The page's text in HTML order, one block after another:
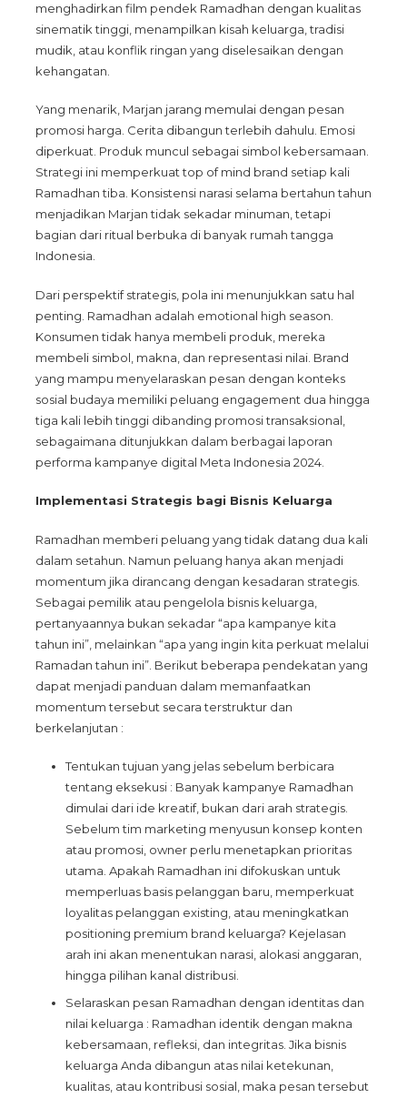
menghadirkan film pendek Ramadhan dengan kualitas
sinematik tinggi, menampilkan kisah keluarga, tradisi
mudik, atau konflik ringan yang diselesaikan dengan
kehangatan.
Yang menarik, Marjan jarang memulai dengan pesan
promosi harga. Cerita dibangun terlebih dahulu. Emosi
diperkuat. Produk muncul sebagai simbol kebersamaan.
Strategi ini memperkuat top of mind brand setiap kali
Ramadhan tiba. Konsistensi narasi selama bertahun tahun
menjadikan Marjan tidak sekadar minuman, tetapi
bagian dari ritual berbuka di banyak rumah tangga
Indonesia.
Dari perspektif strategis, pola ini menunjukkan satu hal
penting. Ramadhan adalah emotional high season.
Konsumen tidak hanya membeli produk, mereka
membeli simbol, makna, dan representasi nilai. Brand
yang mampu menyelaraskan pesan dengan konteks
sosial budaya memiliki peluang engagement dua hingga
tiga kali lebih tinggi dibanding promosi transaksional,
sebagaimana ditunjukkan dalam berbagai laporan
performa kampanye digital Meta Indonesia 2024.
Implementasi Strategis bagi Bisnis Keluarga
Ramadhan memberi peluang yang tidak datang dua kali
dalam setahun. Namun peluang hanya akan menjadi
momentum jika dirancang dengan kesadaran strategis.
Sebagai pemilik atau pengelola bisnis keluarga,
pertanyaannya bukan sekadar “apa kampanye kita
tahun ini”, melainkan “apa yang ingin kita perkuat melalui
Ramadan tahun ini”. Berikut beberapa pendekatan yang
dapat menjadi panduan dalam memanfaatkan
momentum tersebut secara terstruktur dan
berkelanjutan :
Tentukan tujuan yang jelas sebelum berbicara
tentang eksekusi : Banyak kampanye Ramadhan
dimulai dari ide kreatif, bukan dari arah strategis.
Sebelum tim marketing menyusun konsep konten
atau promosi, owner perlu menetapkan prioritas
utama. Apakah Ramadhan ini difokuskan untuk
memperluas basis pelanggan baru, memperkuat
loyalitas pelanggan existing, atau meningkatkan
positioning premium brand keluarga? Kejelasan
arah ini akan menentukan narasi, alokasi anggaran,
hingga pilihan kanal distribusi.
Selaraskan pesan Ramadhan dengan identitas dan
nilai keluarga : Ramadhan identik dengan makna
kebersamaan, refleksi, dan integritas. Jika bisnis
keluarga Anda dibangun atas nilai ketekunan,
kualitas, atau kontribusi sosial, maka pesan tersebut